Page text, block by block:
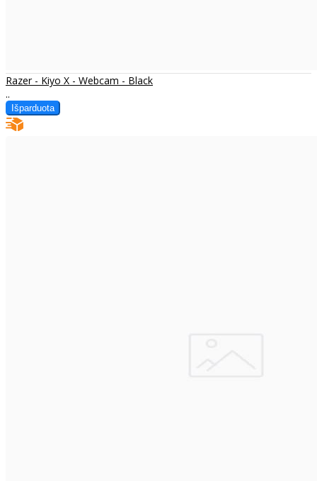
Razer - Kiyo X - Webcam - Black
..